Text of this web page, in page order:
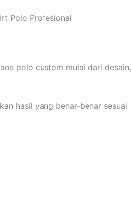
Polo Profesional
polo custom mulai dari desain,
hasil yang benar-benar sesuai